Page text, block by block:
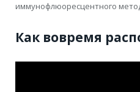
иммунофлюоресцентного
Как вовремя